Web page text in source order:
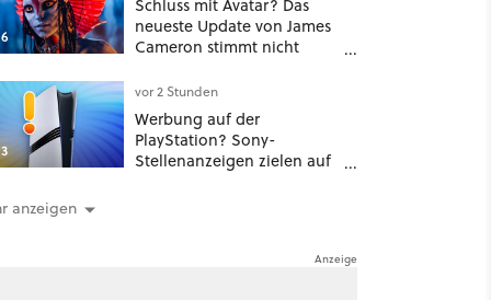
Schluss mit Avatar? Das
neueste Update von James
Cameron stimmt nicht
vor 2 Stunden
Werbung auf der
PlayStation? Sony-
Stellenanzeigen zielen auf
anzeigen